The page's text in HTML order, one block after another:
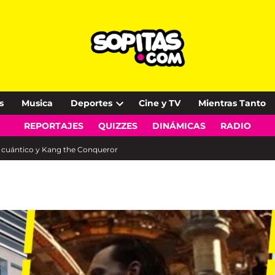
Musica Deportes
Open
dropdown
Cine y TV Mientras Tanto
REPORTAJES QUIZZES DINÁMICAS RADIO
cuántico y Kang the Conqueror